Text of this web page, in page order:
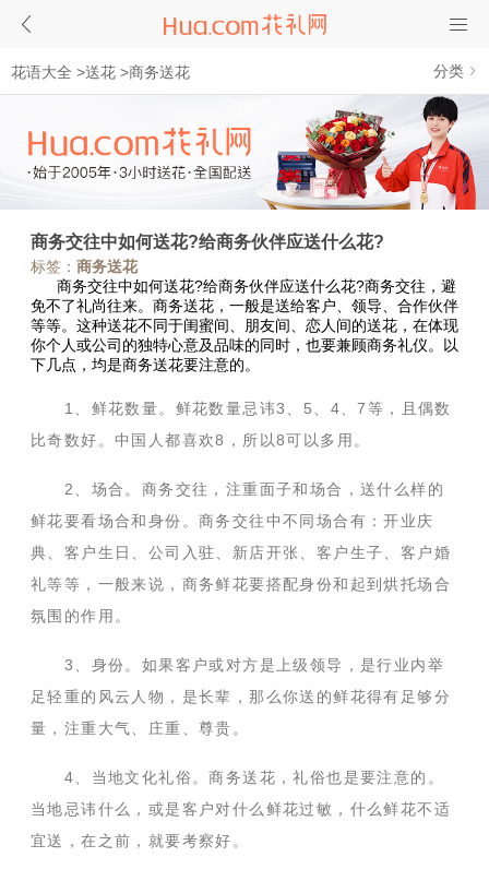
花语大全 >送花 >商务送花 分类
商务交往中如何送花?给商务伙伴应送什么花?
标签： 商务送花
商务交往中如何送花?给商务伙伴应送什么花?商务交往，避
免不了礼尚往来。商务送花，一般是送给客户、领导、合作伙伴
等等。这种送花不同于闺蜜间、朋友间、恋人间的送花，在体现
你个人或公司的独特心意及品味的同时，也要兼顾商务礼仪。以
下几点，均是商务送花要注意的。
1、鲜花数量。鲜花数量忌讳3、5、4、7等，且偶数
比奇数好。中国人都喜欢8，所以8可以多用。
2、场合。商务交往，注重面子和场合，送什么样的
鲜花要看场合和身份。商务交往中不同场合有：开业庆
典、客户生日、公司入驻、新店开张、客户生子、客户婚
礼等等，一般来说，商务鲜花要搭配身份和起到烘托场合
氛围的作用。
3、身份。如果客户或对方是上级领导，是行业内举
足轻重的风云人物，是长辈，那么你送的鲜花得有足够分
量，注重大气、庄重、尊贵。
4、当地文化礼俗。商务送花，礼俗也是要注意的。
当地忌讳什么，或是客户对什么鲜花过敏，什么鲜花不适
宜送，在之前，就要考察好。